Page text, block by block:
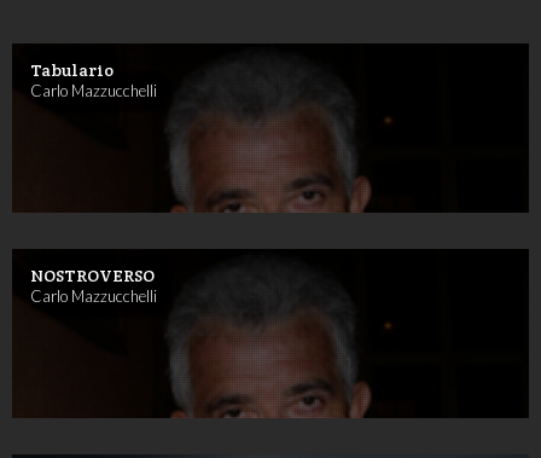
Tabulario
Carlo Mazzucchelli
NOSTROVERSO
Carlo Mazzucchelli